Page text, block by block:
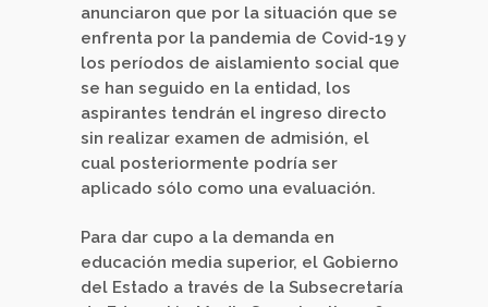
anunciaron que por la situación que se
enfrenta por la pandemia de Covid-19 y
los períodos de aislamiento social que
se han seguido en la entidad, los
aspirantes tendrán el ingreso directo
sin realizar examen de admisión, el
cual posteriormente podría ser
aplicado sólo como una evaluación.
Para dar cupo a la demanda en
educación media superior, el Gobierno
del Estado a través de la Subsecretaría